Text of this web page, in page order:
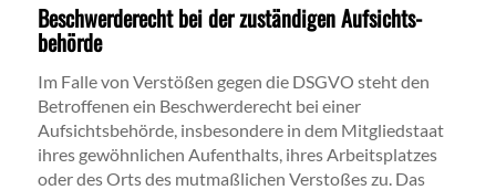
Beschwerde­recht bei der zuständigen Aufsichts­
behörde
Im Falle von Verstößen gegen die DSGVO steht den
Betroffenen ein Beschwerderecht bei einer
Aufsichtsbehörde, insbesondere in dem Mitgliedstaat
ihres gewöhnlichen Aufenthalts, ihres Arbeitsplatzes
oder des Orts des mutmaßlichen Verstoßes zu. Das